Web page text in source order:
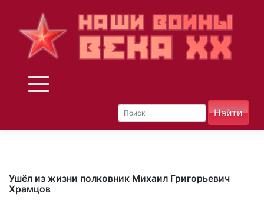
Ушёл из жизни полковник Михаил Григорьевич
Храмцов